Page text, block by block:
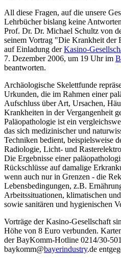
All diese Fragen, auf die unsere
Lehrbücher bislang keine
Prof. Dr. Dr. Michael Schultz von
seinem Vortrag "Die Krankheit der
auf Einladung derKasino-
7. Dezember 2006, um 19 Uhr im
beantworten.
Archäologische Skelettfunde
Urkunden, die im Rahmen einer
Aufschluss über Art, Ursachen,
Krankheiten in der Vergangenheit
Paläopathologie ist ein
das sich medizinischer und
Techniken bedient, beispielsweise
Radiologie, Licht- und
Die Ergebnisse einer
Rückschlüsse auf damalige
wenn auch nur in Grenzen - die
Lebensbedingungen, z.B.
Arbeitssituationen, klimatischen
sowie sanitären und hygienischen
Vorträge der Kasino-Gesellschaft
Höhe von 8 Euro verbunden.
der BayKomm-Hotline 0214/30-
baykomm@bayerindustry.de